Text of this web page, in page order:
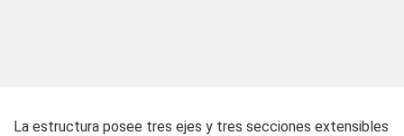
La estructura posee tres ejes y tres secciones extensibles